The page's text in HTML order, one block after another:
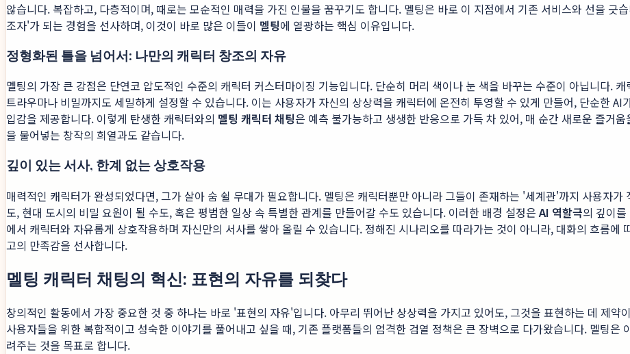
않습니다. 복잡하고, 다층적이며, 때로는 모순적인 매력을 가진 인물을 꿈꾸기도 합니다. 멜팅은 바로 이 지점에서 기존 서비스와 선을 긋
조자'가 되는 경험을 선사하며, 이것이 바로 많은 이들이 멜팅에 열광하는 핵심 이유입니다.
정형화된 틀을 넘어서: 나만의 캐릭터 창조의 자유
멜팅의 가장 큰 강점은 단연코 압도적인 수준의 캐릭터 커스터마이징 기능입니다. 단순히 머리 색이나 눈 색을 바꾸는 수준이 아닙니다.
트라우마나 비밀까지도 세밀하게 설정할 수 있습니다. 이는 사용자가 자신의 상상력을 캐릭터에 온전히 투영할 수 있게 만들어, 단순한
입감을 제공합니다. 이렇게 탄생한 캐릭터와의 멜팅 캐릭터 채팅은 예측 불가능하고 생생한 반응으로 가득 차 있어, 매 순간 새로운 즐거
을 불어넣는 창작의 희열과도 같습니다.
깊이 있는 서사, 한계 없는 상호작용
매력적인 캐릭터가 완성되었다면, 그가 살아 숨 쉴 무대가 필요합니다. 멜팅은 캐릭터뿐만 아니라 그들이 존재하는 '세계관'까지 사용자
도, 현대 도시의 비밀 요원이 될 수도, 혹은 평범한 일상 속 특별한 관계를 만들어갈 수도 있습니다. 이러한 배경 설정은 AI 역할극의 깊이
에서 캐릭터와 자유롭게 상호작용하며 자신만의 서사를 쌓아 올릴 수 있습니다. 정해진 시나리오를 따라가는 것이 아니라, 대화의 흐름에
고의 만족감을 선사합니다.
멜팅 캐릭터 채팅의 혁신: 표현의 자유를 되찾다
창의적인 활동에서 가장 중요한 것 중 하나는 바로 '표현의 자유'입니다. 아무리 뛰어난 상상력을 가지고 있어도, 그것을 표현하는 데 제약
사용자들을 위한 복합적이고 성숙한 이야기를 풀어내고 싶을 때, 기존 플랫폼들의 엄격한 검열 정책은 큰 장벽으로 다가왔습니다. 멜팅
려주는 것을 목표로 합니다.